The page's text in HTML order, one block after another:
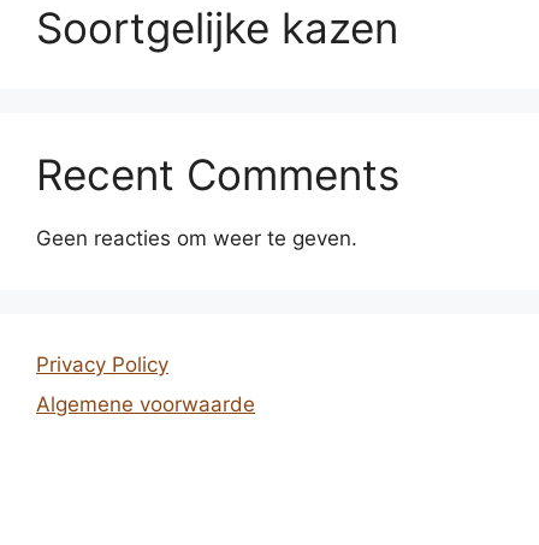
Soortgelijke kazen
Recent Comments
Geen reacties om weer te geven.
Privacy Policy
Algemene voorwaarde